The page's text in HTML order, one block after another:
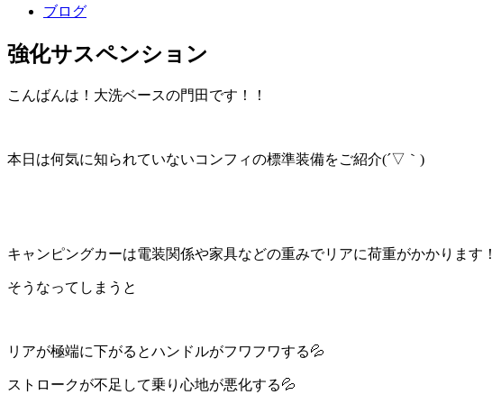
ブログ
強化サスペンション
こんばんは！大洗ベースの門田です！！
本日は何気に知られていないコンフィの標準装備をご紹介(´▽｀)
キャンピングカーは電装関係や家具などの重みでリアに荷重がかかります！
そうなってしまうと
リアが極端に下がるとハンドルがフワフワする💦
ストロークが不足して乗り心地が悪化する💦